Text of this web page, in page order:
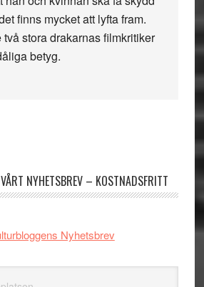
finns mycket att lyfta fram.
två stora drakarnas filmkritiker
betyg.
NYHETSBREV – KOSTNADSFRITT
Nyhetsbrev